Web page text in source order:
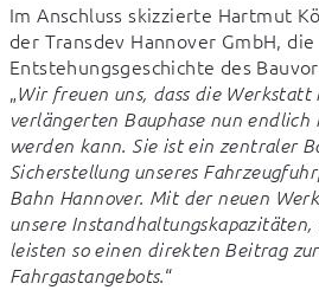
Im Anschluss skizzierte Hartmut
der Transdev Hannover GmbH, die
Entstehungsgeschichte des
„Wir freuen uns, dass die
verlängerten Bauphase nun
werden kann. Sie ist ein zentraler
Sicherstellung unseres
Bahn Hannover. Mit der neuen
unsere
leisten so einen direkten Beitrag
Fahrgastangebots.“